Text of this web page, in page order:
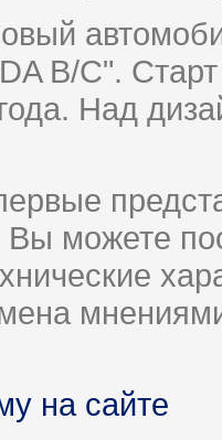
B/C".
Над
Вы можете
на сайте